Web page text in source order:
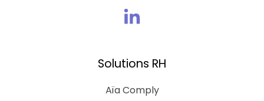
Rejoins
Linkedin
Solutions RH
Aïa Comply